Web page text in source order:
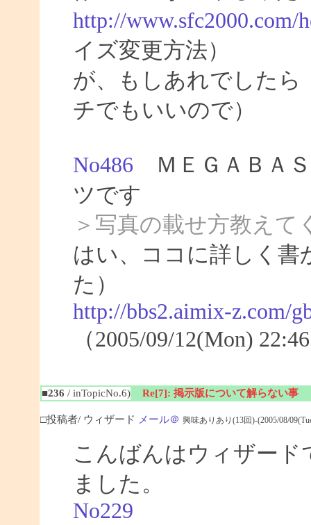
http://www.sfc2000.com/
イズ変更方法）
が、もしあれでした
チでもいいので）
No486 ＭＥＧＡＢＡ
ツです
＞写真の載せ方教えて
はい、ココに詳しく書
た）
http://bbs2.aimix-z.com/
（2005/09/12(Mon)
■236 / inTopicNo.6) Re[7]: 掲示版について解らない事
□投稿者/ ウィザード メール＠ 興味ありあり(13回)-(2005/08/
こんばんはウィザー
ました。
No229